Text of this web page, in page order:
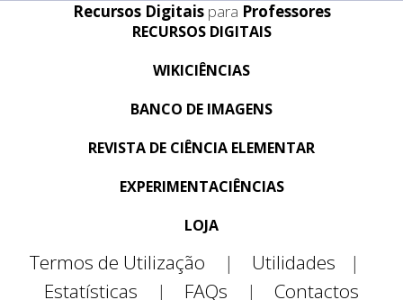
Recursos Digitais para Professores
RECURSOS DIGITAIS
WIKICIÊNCIAS
BANCO DE IMAGENS
REVISTA DE CIÊNCIA ELEMENTAR
EXPERIMENTACIÊNCIAS
LOJA
Termos de Utilização | Utilidades
|
Estatísticas
| FAQs | Contactos